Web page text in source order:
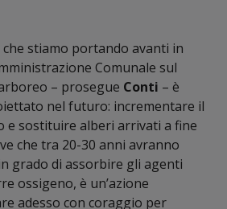
stiamo portando avanti in
Comunale sul
– prosegue Conti – è
nel futuro: incrementare il
e sostituire alberi arrivati a fine
che tra 20-30 anni avranno
grado di assorbire gli agenti
ossigeno, è un’azione
adesso con coraggio per